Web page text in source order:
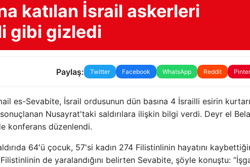
katılan İsrail askerleri
gibi gizledi
Paylaş: Twitter Facebook WhatsApp Reddit
es-Sevabite, İsrail ordusunun dün basına 4 İsrailli esirin
Nusayrat'taki saldırılara ilişkin bilgi verdi. Deyr el
konferans düzenlendi.
64'ü çocuk, 57'si kadın 274 Filistinlinin hayatını
de yaralandığını belirten Sevabite, şöyle konuştu: